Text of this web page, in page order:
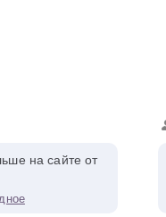
на сайте от